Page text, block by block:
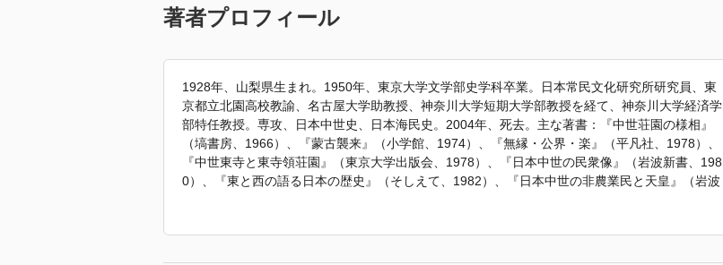
著者プロフィール
1928年、山梨県生まれ。1950年、東京大学文学部史学科卒業。日本常民文化研究所研究員、東
京都立北園高校教諭、名古屋大学助教授、神奈川大学短期大学部教授を経て、神奈川大学経済学
部特任教授。専攻、日本中世史、日本海民史。2004年、死去。主な著書：『中世荘園の様相』
（塙書房、1966）、『蒙古襲来』（小学館、1974）、『無縁・公界・楽』（平凡社、1978）、
『中世東寺と東寺領荘園』（東京大学出版会、1978）、『日本中世の民衆像』（岩波新書、198
0）、『東と西の語る日本の歴史』（そしえて、1982）、『日本中世の非農業民と天皇』（岩波
房、1991）、『日本社会再考』（小学館、1994）、『中世の非人と遊女』（明石書店、199